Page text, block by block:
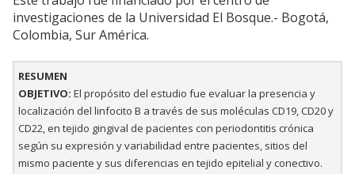
investigaciones de la Universidad El Bosque.- Bogotá,
Colombia, Sur América.
RESUMEN
OBJETIVO: El propósito del estudio fue evaluar la presencia y
localización del linfocito B a través de sus moléculas CD19, CD20 y
CD22, en tejido gingival de pacientes con periodontitis crónica
según su expresión y variabilidad entre pacientes, sitios del
mismo paciente y sus diferencias en tejido epitelial y conectivo.